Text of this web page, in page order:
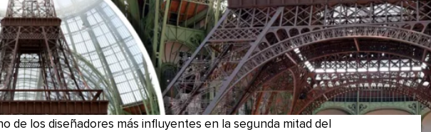
de los diseñadores más influyentes en la segunda mitad del